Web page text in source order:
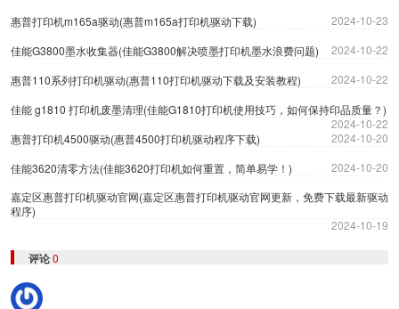
惠普打印机m165a驱动(惠普m165a打印机驱动下载)
2024-10-23
佳能G3800墨水收集器(佳能G3800解决喷墨打印机墨水浪费问题)
2024-10-22
惠普110系列打印机驱动(惠普110打印机驱动下载及安装教程)
2024-10-22
佳能 g1810 打印机废墨清理(佳能G1810打印机使用技巧，如何保持印品质量？)
2024-10-22
惠普打印机4500驱动(惠普4500打印机驱动程序下载)
2024-10-20
佳能3620清零方法(佳能3620打印机如何重置，简单易学！)
2024-10-20
嘉定区惠普打印机驱动官网(嘉定区惠普打印机驱动官网更新，免费下载最新驱动
程序)
2024-10-19
评论0